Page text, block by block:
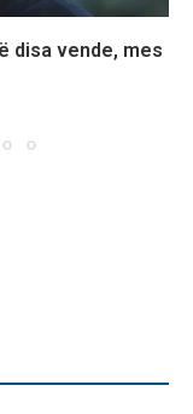
disa vende, mes